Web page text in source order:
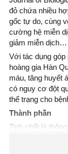
đỏ chứa nhiều
gốc tự do, cùng
cường hệ miễn
giảm miễn dịch…
Với tác dụng góp
hoàng gia Hàn
máu, tăng huyết
có nguy cơ đột
thể trạng cho
Thành phần
Tinh chất lá
Vật liệu đóng